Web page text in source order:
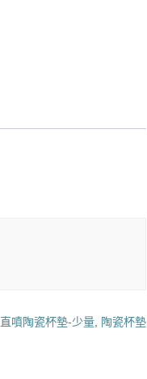
直噴陶瓷杯墊-少量 陶瓷杯墊